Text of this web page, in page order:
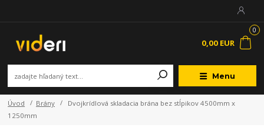
Menu
0
0,00 EUR
Úvod Brány
Dvojkrídlová skladacia brána bez stĺpikov 4500mm x
1250mm